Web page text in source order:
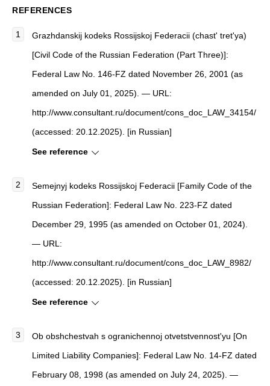
REFERENCES
Grazhdanskij kodeks Rossijskoj Federacii (chast' tret'ya)
[Civil Code of the Russian Federation (Part Three)]:
Federal Law No. 146-FZ dated November 26, 2001 (as
amended on July 01, 2025). — URL:
http://www.consultant.ru/document/cons_doc_LAW_34154/
(accessed: 20.12.2025). [in Russian]
See reference
Semejnyj kodeks Rossijskoj Federacii [Family Code of the
Russian Federation]: Federal Law No. 223-FZ dated
December 29, 1995 (as amended on October 01, 2024).
— URL:
http://www.consultant.ru/document/cons_doc_LAW_8982/
(accessed: 20.12.2025). [in Russian]
See reference
Ob obshchestvah s ogranichennoj otvetstvennost'yu [On
Limited Liability Companies]: Federal Law No. 14-FZ dated
February 08, 1998 (as amended on July 24, 2025). —